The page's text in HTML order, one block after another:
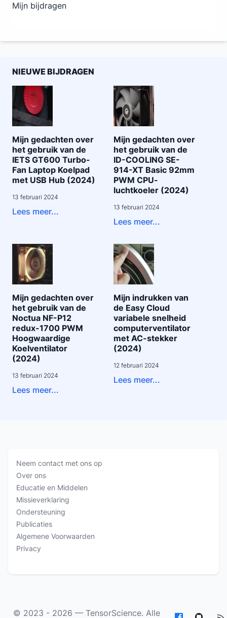
Mijn bijdragen
NIEUWE BIJDRAGEN
Mijn gedachten over
het gebruik van de
IETS GT600 Turbo-
Fan Laptop Koelpad
met USB Hub (2024)
13 februari 2024
Lees meer...
Mijn gedachten over
het gebruik van de
ID-COOLING SE-
914-XT Basic 92mm
PWM CPU-
luchtkoeler (2024)
13 februari 2024
Lees meer...
Mijn gedachten over
het gebruik van de
Noctua NF-P12
redux-1700 PWM
Hoogwaardige
Koelventilator
(2024)
13 februari 2024
Lees meer...
Mijn indrukken van
de Easy Cloud
variabele snelheid
computerventilator
met AC-stekker
(2024)
12 februari 2024
Lees meer...
Neem contact met ons op
Over ons
Educatie en Middelen
Missieverklaring
Ondersteuning
Publicaties
Algemene Voorwaarden
Privacy
© 2023 - 2026 — TensorScience. Alle